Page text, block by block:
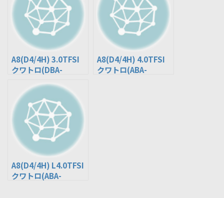
A8(D4/4H) 3.0TFSI
クワトロ(DBA-
A8(D4/4H) 4.0TFSI
クワトロ(ABA-
A8(D4/4H) L4.0TFSI
クワトロ(ABA-